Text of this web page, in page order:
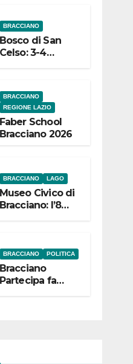
BRACCIANO
di San
3-4
“Storie
cielo e in
terra”
BRACCIANO
REGIONE LAZIO
School
2026
BRACCIANO LAGO
Museo Civico di
Bracciano: l’8
la
memoria”
BRACCIANO POLITICA
fa
con due